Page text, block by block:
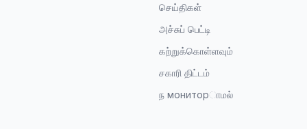
செய்திகள்
அச்சுப் பெட்டி
கற்றுக்கொள்ளவும்
சகாரி திட்டம்
ந мониторாமல்